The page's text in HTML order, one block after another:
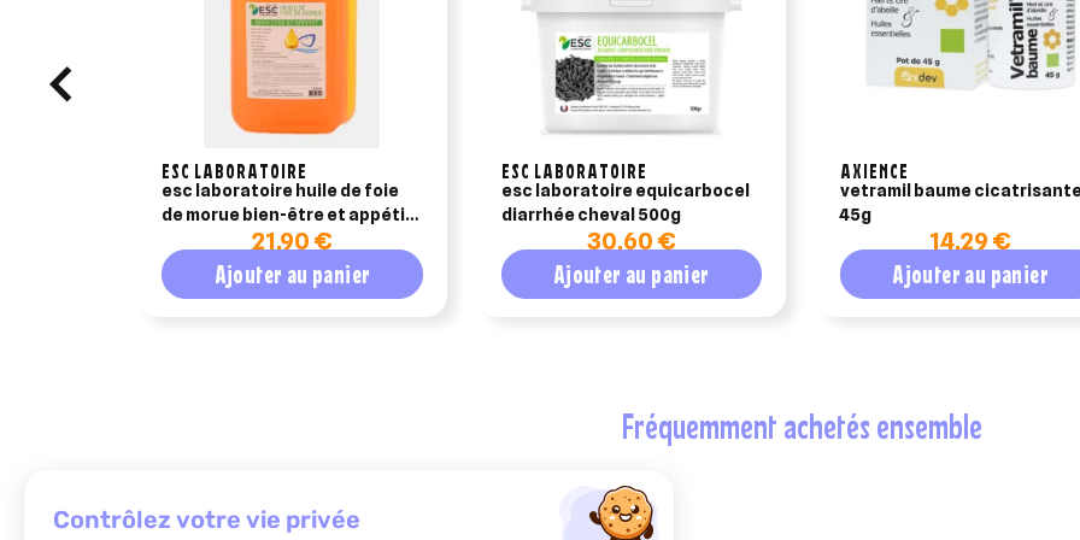
ESC LABORATOIRE
esc laboratoire huile de foie
de morue bien-être et appétit
21,90 €
Ajouter au panier
ESC LABORATOIRE
esc laboratoire equicarbocel
diarrhée cheval 500g
30,60 €
Ajouter au panier
AXIENCE
vetramil baume
45g
14,29 €
Ajouter au panier
fréquemment achetés ensemble
contrôlez votre vie privée